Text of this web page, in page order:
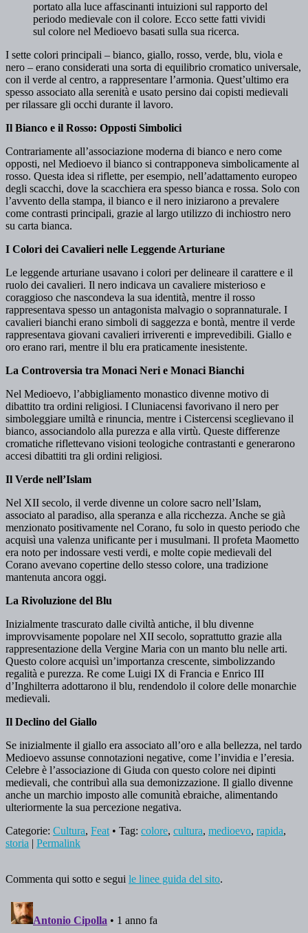
portato alla luce affascinanti intuizioni sul rapporto del
periodo medievale con il colore. Ecco sette fatti vividi
sul colore nel Medioevo basati sulla sua ricerca.
I sette colori principali – bianco, giallo, rosso, verde, blu, viola e
nero – erano considerati una sorta di equilibrio cromatico universale,
con il verde al centro, a rappresentare l’armonia. Quest’ultimo era
spesso associato alla serenità e usato persino dai copisti medievali
per rilassare gli occhi durante il lavoro.
Il Bianco e il Rosso: Opposti Simbolici
Contrariamente all’associazione moderna di bianco e nero come
opposti, nel Medioevo il bianco si contrapponeva simbolicamente al
rosso. Questa idea si riflette, per esempio, nell’adattamento europeo
degli scacchi, dove la scacchiera era spesso bianca e rossa. Solo con
l’avvento della stampa, il bianco e il nero iniziarono a prevalere
come contrasti principali, grazie al largo utilizzo di inchiostro nero
su carta bianca.
I Colori dei Cavalieri nelle Leggende Arturiane
Le leggende arturiane usavano i colori per delineare il carattere e il
ruolo dei cavalieri. Il nero indicava un cavaliere misterioso e
coraggioso che nascondeva la sua identità, mentre il rosso
rappresentava spesso un antagonista malvagio o soprannaturale. I
cavalieri bianchi erano simboli di saggezza e bontà, mentre il verde
rappresentava giovani cavalieri irriverenti e imprevedibili. Giallo e
oro erano rari, mentre il blu era praticamente inesistente.
La Controversia tra Monaci Neri e Monaci Bianchi
Nel Medioevo, l’abbigliamento monastico divenne motivo di
dibattito tra ordini religiosi. I Cluniacensi favorivano il nero per
simboleggiare umiltà e rinuncia, mentre i Cistercensi sceglievano il
bianco, associandolo alla purezza e alla virtù. Queste differenze
cromatiche riflettevano visioni teologiche contrastanti e generarono
accesi dibattiti tra gli ordini religiosi.
Il Verde nell’Islam
Nel XII secolo, il verde divenne un colore sacro nell’Islam,
associato al paradiso, alla speranza e alla ricchezza. Anche se già
menzionato positivamente nel Corano, fu solo in questo periodo che
acquisì una valenza unificante per i musulmani. Il profeta Maometto
era noto per indossare vesti verdi, e molte copie medievali del
Corano avevano copertine dello stesso colore, una tradizione
mantenuta ancora oggi.
La Rivoluzione del Blu
Inizialmente trascurato dalle civiltà antiche, il blu divenne
improvvisamente popolare nel XII secolo, soprattutto grazie alla
rappresentazione della Vergine Maria con un manto blu nelle arti.
Questo colore acquisì un’importanza crescente, simbolizzando
regalità e purezza. Re come Luigi IX di Francia e Enrico III
d’Inghilterra adottarono il blu, rendendolo il colore delle monarchie
medievali.
Il Declino del Giallo
Se inizialmente il giallo era associato all’oro e alla bellezza, nel tardo
Medioevo assunse connotazioni negative, come l’invidia e l’eresia.
Celebre è l’associazione di Giuda con questo colore nei dipinti
medievali, che contribuì alla sua demonizzazione. Il giallo divenne
anche un marchio imposto alle comunità ebraiche, alimentando
ulteriormente la sua percezione negativa.
Categorie: Cultura, Feat • Tag: colore, cultura, medioevo, rapida,
storia | Permalink
Commenta qui sotto e segui le linee guida del sito.